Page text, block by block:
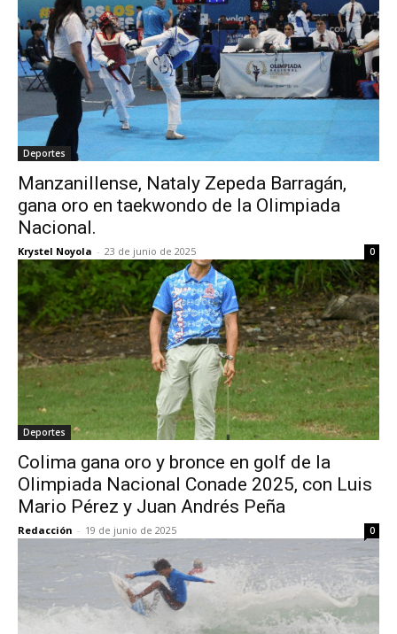
Deportes
Manzanillense, Nataly Zepeda Barragán,
gana oro en taekwondo de la Olimpiada
Nacional.
Krystel Noyola - 23 de junio de 2025 0
Deportes
Colima gana oro y bronce en golf de la
Olimpiada Nacional Conade 2025, con Luis
Mario Pérez y Juan Andrés Peña
Redacción - 19 de junio de 2025 0